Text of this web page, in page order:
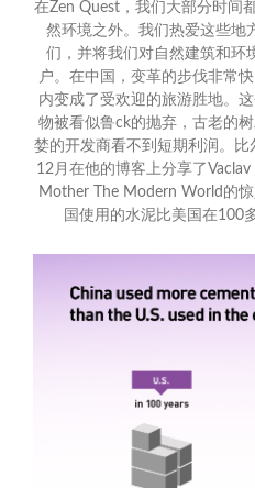
在Zen Quest，我们大部分时间
然环境之外。我们热爱这些地
们，并将我们对自然建筑和环
户。在中国，变革的步伐非常
内变成了受欢迎的旅游胜地。
物被看似鲁ck的抛弃，古老的
婪的开发商看不到短期利润。比
12月在他的博客上分享了
Mother The Modern World的
国使用的水泥比美国在100